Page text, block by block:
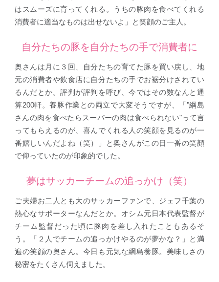
はスムーズに育ってくれる。うちの豚肉を食べてくれる
消費者に適当なものは出せないよ」と笑顔のご主人。
自分たちの豚を自分たちの手で消費者に
奥さんは月に３回、自分たちの育てた豚を買い戻し、地
元の消費者や飲食店に自分たちの手でお裾分けされてい
るんだとか。評判が評判を呼び、今ではその数なんと通
算200軒。養豚作業との両立で大変そうですが、「"綱島
さんの肉を食べたらスーパーの肉は食べられない"って言
ってもらえるのが、喜んでくれる人の笑顔を見るのが一
番嬉しいんだよね（笑）」と奥さんがこの日一番の笑顔
で仰っていたのが印象的でした。
夢はサッカーチームの追っかけ（笑）
ご夫婦お二人とも大のサッカーファンで、ジェフ千葉の
熱心なサポーターなんだとか。オシム元日本代表監督が
チーム監督だった頃に豚肉を差し入れたこともあるそ
う。「２人でチームの追っかけやるのが夢かな？」と満
遍の笑顔の奥さん。今日も元気な綱島養豚。美味しさの
秘密をたくさん伺えました。